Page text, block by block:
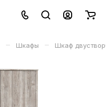
– Шкафы – Шкаф